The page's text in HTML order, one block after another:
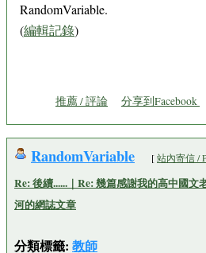
RandomVariable.
(編輯記錄)
推薦 / 評論 分享到Facebook
RandomVariable [站內寄信 /
Re: 後續......｜Re: 幾篇感謝我的高中國文
河的網誌文章
分類標籤: 教師